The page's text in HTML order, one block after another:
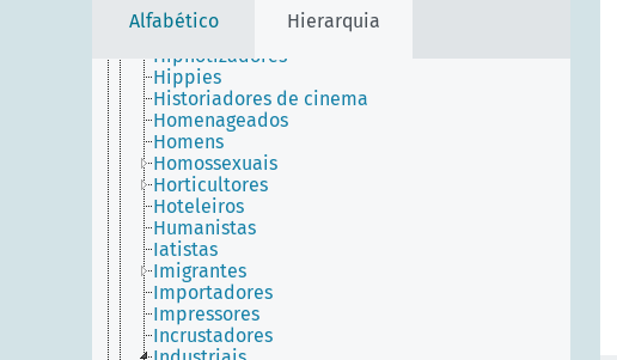
Alfabético Hierarquia
Heterossexuais
Higienistas
Hipnotizadores
Hippies
Historiadores de cinema
Homenageados
Homens
Homossexuais
Horticultores
Hoteleiros
Humanistas
Iatistas
Imigrantes
Importadores
Impressores
Incrustadores